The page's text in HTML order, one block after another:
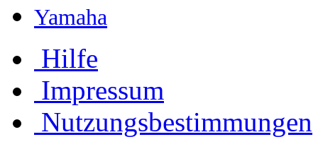
Yamaha
Hilfe
Impressum
Nutzungsbestimmungen